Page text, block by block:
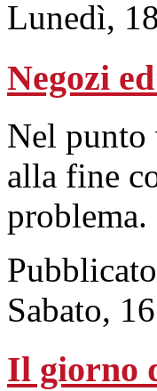
Lunedì,
Negozi
Nel punto
alla fine
problema.
Sabato,
Il giorno